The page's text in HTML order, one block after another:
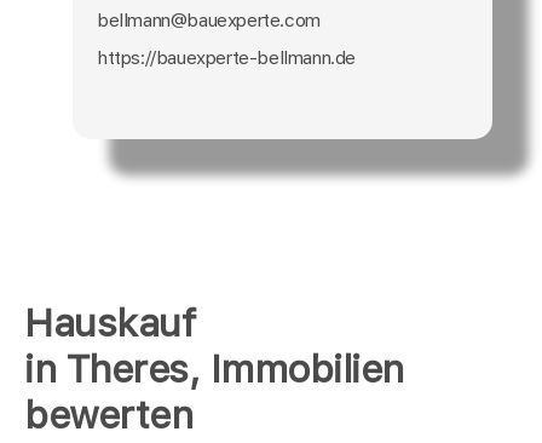
Hauskauf
in Theres, Immobilien
bewerten
bellmann@bauexperte.com
https://bauexperte-bellmann.de